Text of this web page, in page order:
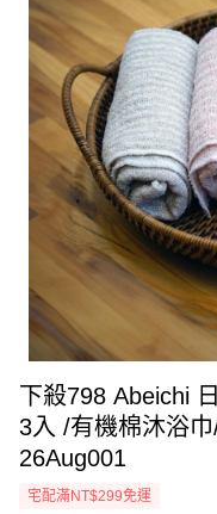
下殺798 Abeichi
3入 /有機棉沐浴
26Aug001
宅配滿NT$299免運